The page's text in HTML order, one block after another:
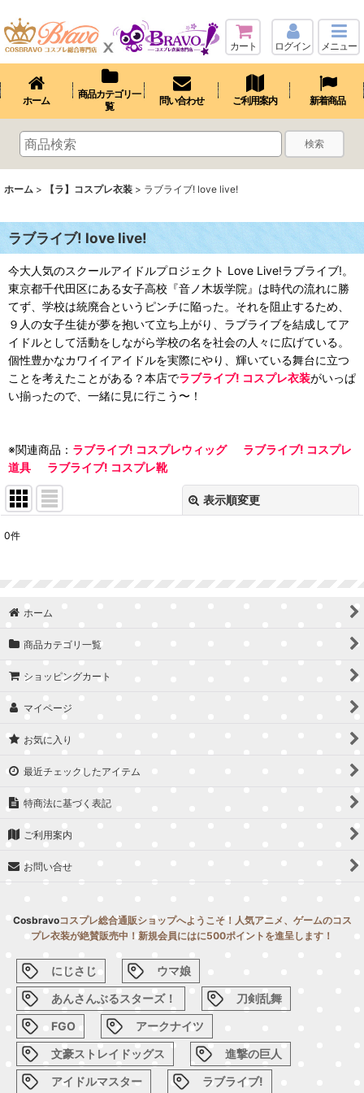
カート ログイン メニュー
ホーム
商品カテゴリ一
覧
問い合わせ ご利用案内 新着商品
検索
ホーム > 【ラ】コスプレ衣装 > ラブライブ! love live!
ラブライブ! love live!
今大人気のスクールアイドルプロジェクト Love Live!ラブライブ!。
東京都千代田区にある女子高校『音ノ木坂学院』は時代の流れに勝
てず、学校は統廃合というピンチに陥った。それを阻止するため、
９人の女子生徒が夢を抱いて立ち上がり、ラブライブを結成してア
イドルとして活動をしながら学校の名を社会の人々に広げている。
個性豊かなカワイイアイドルを実際にやり、輝いている舞台に立つ
ことを考えたことがある？本店でラブライブ! コスプレ衣装がいっぱ
い揃ったので、一緒に見に行こう〜！
※関連商品： ラブライブ! コスプレウィッグ
ラブライブ! コスプレ
道具
ラブライブ! コスプレ靴
表示順変更
0件
ホーム
商品カテゴリ一覧
ショッピングカート
マイページ
お気に入り
最近チェックしたアイテム
特商法に基づく表記
ご利用案内
お問い合せ
Cosbravoコスプレ総合通販ショップへようこそ！人気アニメ、ゲームのコス
プレ衣装が絶賛販売中！新規会員にはに500ポイントを進呈します！
にじさじ
ウマ娘
あんさんぶるスターズ！
刀剣乱舞
FGO
アークナイツ
文豪ストレイドッグス
進撃の巨人
アイドルマスター
ラブライブ!